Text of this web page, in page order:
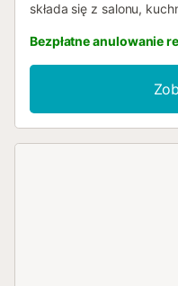
składa się z salonu,
obejmują Wi-Fi,
Dostępne są również
karmienia. Ten obiekt
zewnętrzną z ogrodem,
grillem. Na ulicy
Bezpłatne anulowanie